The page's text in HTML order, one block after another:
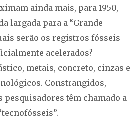
ainda mais, para 1950,
largada para a “Grande
serão os registros fósseis
acelerados?
metais, concreto, cinzas e
Constrangidos,
pesquisadores têm chamado a